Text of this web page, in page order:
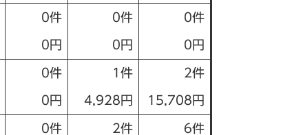
0件
0円
0件
0円
0件
0円
0件
0円
1件
4,928円
2件
15,708円
0件 2件 6件